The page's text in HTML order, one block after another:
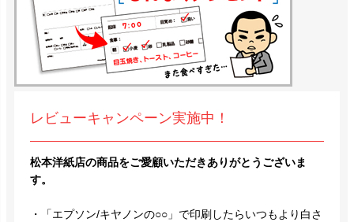
レビューキャンペーン実施中！
松本洋紙店の商品をご愛顧いただきありがとうございま
す。
・「エプソン/キヤノンの○○」で印刷したらいつもより白さ